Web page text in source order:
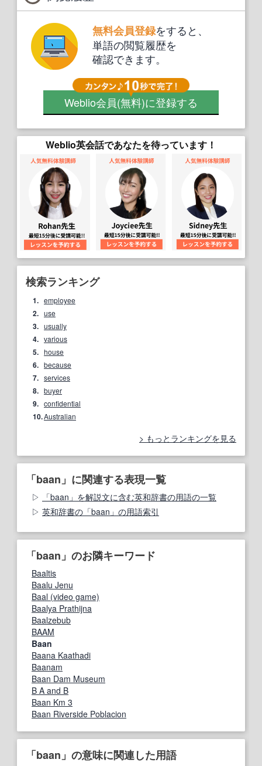
無料会員登録をすると、
単語の閲覧履歴を
確認できます。
Weblio会員(無料)に登録する
Weblio英会話であなたを待っています！
検索ランキング
1. employee
2. use
3. usually
4. various
5. house
6. because
7. services
8. buyer
9. confidential
10.Australian
もっとランキングを見る
「baan」に関連する表現一覧
「baan」を解説文に含む英和辞書の用語の一覧
英和辞書の「baan」の用語索引
「baan」のお隣キーワード
Baaltis
Baalu Jenu
Baal (video game)
Baalya Prathijna
Baalzebub
BAAM
Baan
Baana Kaathadi
Baanam
Baan Dam Museum
B A and B
Baan Km 3
Baan Riverside Poblacion
「baan」の意味に関連した用語